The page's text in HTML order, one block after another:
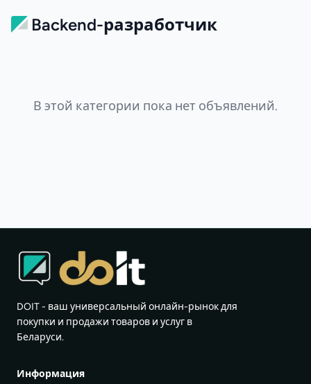
Backend-разработчик
В этой категории пока нет объявлений.
DOIT - ваш универсальный онлайн-рынок для
покупки и продажи товаров и услуг в
Беларуси.
Информация